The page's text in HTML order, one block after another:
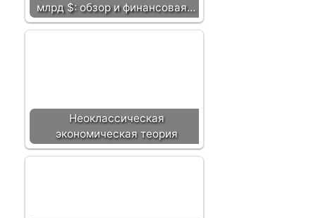
млрд $: обзор и финансовая…
Неоклассическая
экономическая теория